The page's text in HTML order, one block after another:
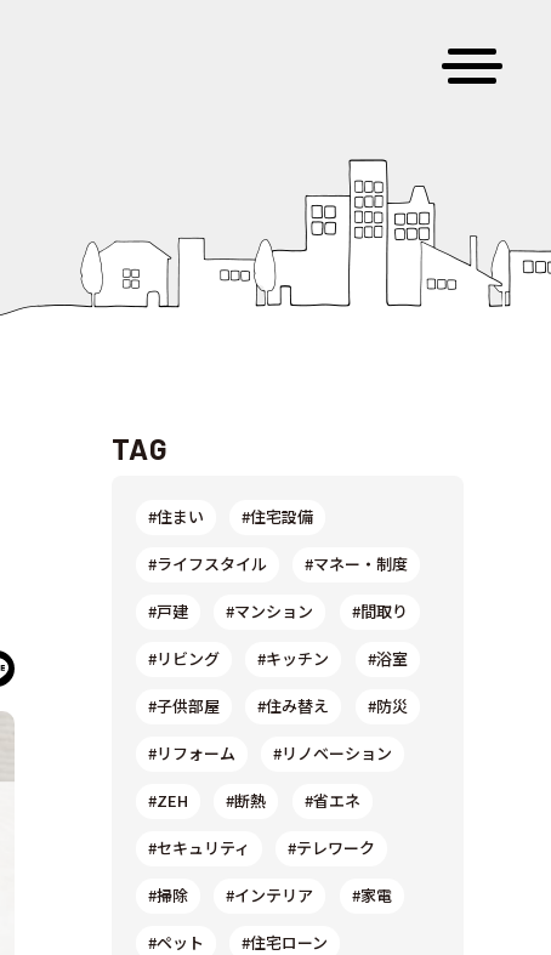
TAG
#住まい #住宅設備
#ライフスタイル #マネー・制度
#戸建 #マンション #間取り
#リビング #キッチン #浴室
#子供部屋 #住み替え #防災
#リフォーム #リノベーション
#ZEH #断熱 #省エネ
#セキュリティ #テレワーク
#掃除 #インテリア #家電
#ペット #住宅ローン